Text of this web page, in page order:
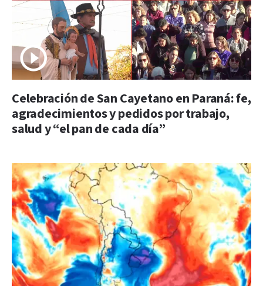
Celebración de San Cayetano en Paraná: fe,
agradecimientos y pedidos por trabajo,
salud y “el pan de cada día”